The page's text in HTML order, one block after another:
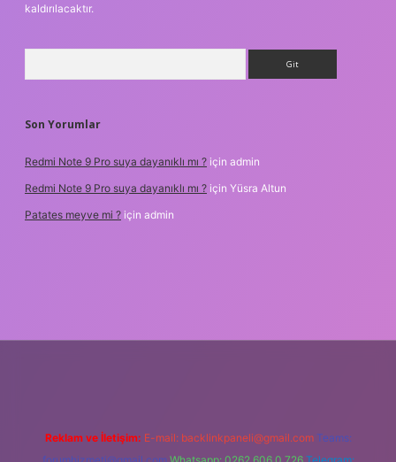
kaldırılacaktır.
Son Yorumlar
Redmi Note 9 Pro suya dayanıklı mı ? için admin
Redmi Note 9 Pro suya dayanıklı mı ? için Yüsra Altun
Patates meyve mi ? için admin
Reklam ve İletişim: E-mail: backlinkpaneli@gmail.com Teams: